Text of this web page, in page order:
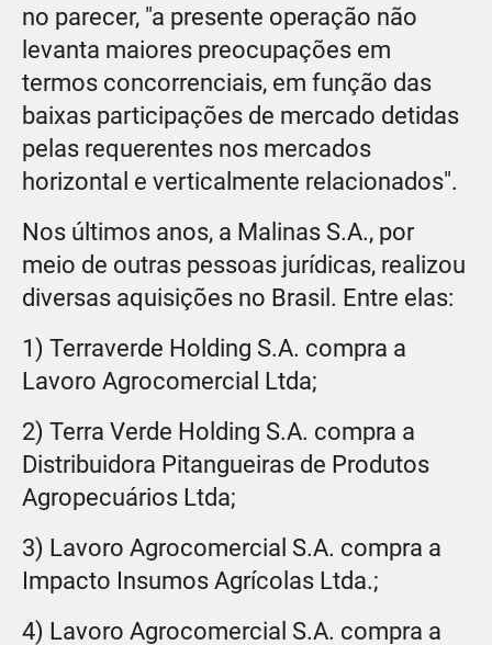
no parecer, "a presente operação não
levanta maiores preocupações em
termos concorrenciais, em função das
baixas participações de mercado detidas
pelas requerentes nos mercados
horizontal e verticalmente relacionados".
Nos últimos anos, a Malinas S.A., por
meio de outras pessoas jurídicas, realizou
diversas aquisições no Brasil. Entre elas:
1) Terraverde Holding S.A. compra a
Lavoro Agrocomercial Ltda;
2) Terra Verde Holding S.A. compra a
Distribuidora Pitangueiras de Produtos
Agropecuários Ltda;
3) Lavoro Agrocomercial S.A. compra a
Impacto Insumos Agrícolas Ltda.;
4) Lavoro Agrocomercial S.A. compra a